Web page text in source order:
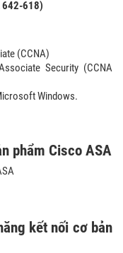
642-618)
(CCNA)
Security (CCNA
Windows.
phẩm Cisco ASA
kết nối cơ bản